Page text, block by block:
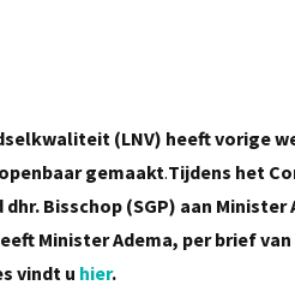
(LNV) heeft vorige
gemaakt.Tijdens het
Bisschop (SGP) aan
Minister Adema, per brief
vindt u hier.